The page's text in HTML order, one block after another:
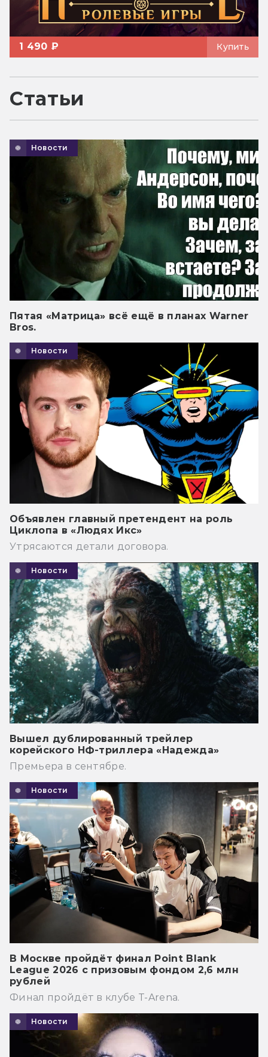
1 490 ₽ Купить
Статьи
Новости
Пятая «Матрица» всё ещё в планах Warner
Bros.
Новости
Объявлен главный претендент на роль
Циклопа в «Людях Икс»
Утрясаются детали договора.
Новости
Вышел дублированный трейлер
корейского НФ-триллера «Надежда»
Премьера в сентябре.
Новости
В Москве пройдёт финал Point Blank
League 2026 с призовым фондом 2,6 млн
рублей
Финал пройдёт в клубе T-Arena.
Новости